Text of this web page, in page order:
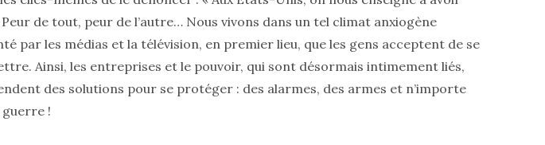
de tout, peur de l’autre… Nous vivons dans un tel climat anxiogène
par les médias et la télévision, en premier lieu, que les gens acceptent de se
Ainsi, les entreprises et le pouvoir, qui sont désormais intimement liés,
des solutions pour se protéger : des alarmes, des armes et n’importe
guerre !